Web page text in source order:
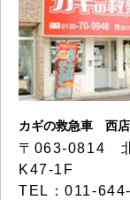
カギの救急車 西店
〒063-0814
K47-1F
TEL：011-